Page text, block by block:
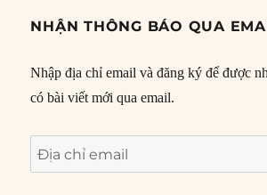
NHẬN THÔNG BÁO QUA
Nhập địa chỉ email và đăng ký để được
có bài viết mới qua email.
Địa
chỉ